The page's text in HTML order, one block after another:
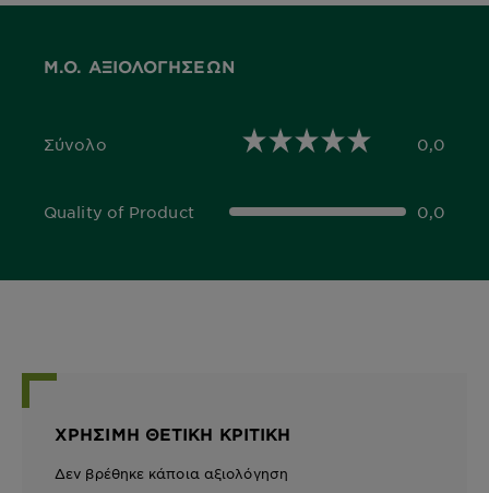
Μ.Ο. ΑΞΙΟΛΟΓΉΣΕΩΝ
Σύνολο
0,0 out of 5 stars 0,0
Quality of Product
0,0 out of 5 stars 0,0
ΧΡΉΣΙΜΗ ΘΕΤΙΚΉ ΚΡΙΤΙΚΉ
Δεν βρέθηκε κάποια αξιολόγηση